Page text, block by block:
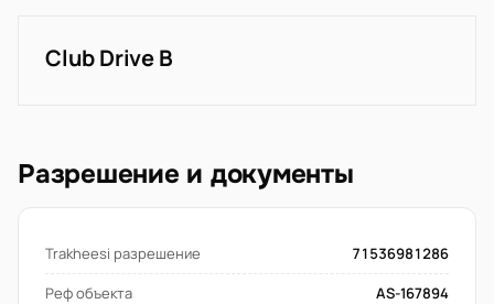
Club Drive B
Разрешение и документы
Trakheesi разрешение
71536981286
Реф объекта
AS-167894